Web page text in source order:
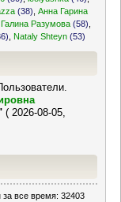
(38) ,Анна Гарина
Галина Разумова (58)
Nataly Shteyn (53)
( 2026-08-05,
за все время: 32403